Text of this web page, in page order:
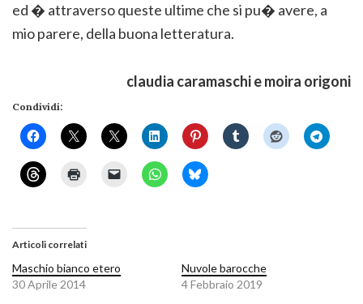
ed � attraverso queste ultime che si pu� avere, a
mio parere, della buona letteratura.
claudia caramaschi e moira origoni
Condividi:
Articoli correlati
Maschio bianco etero
30 Aprile 2014
Nuvole barocche
4 Febbraio 2019